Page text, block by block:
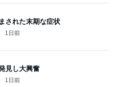
された末期な症状
1日前
見し大興奮
1日前